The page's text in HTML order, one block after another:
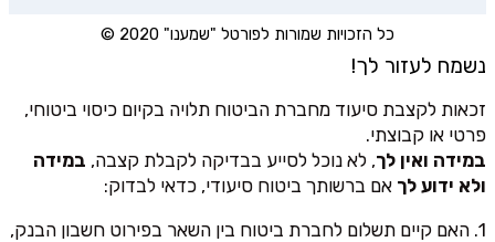
כל הזכויות שמורות לפורטל "שמענו" 2020 ©
נשמח לעזור לך!
זכאות לקצבת סיעוד מחברת הביטוח תלויה בקיום כיסוי ביטוחי,
פרטי או קבוצתי.
במידה ואין לך, לא נוכל לסייע בבדיקה לקבלת קצבה, במידה
ולא ידוע לך אם ברשותך ביטוח סיעודי, כדאי לבדוק:
1. האם קיים תשלום לחברת ביטוח בין השאר בפירוט חשבון הבנק,